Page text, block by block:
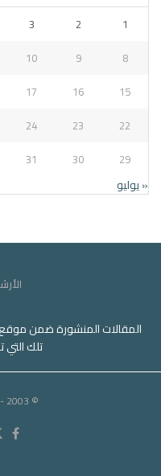
1
2
3
8
9
10
15
16
17
22
23
24
29
30
31
« يوليو
المقالات المنشورة ضمن موقع
تلك التي
© 2003 - 2021